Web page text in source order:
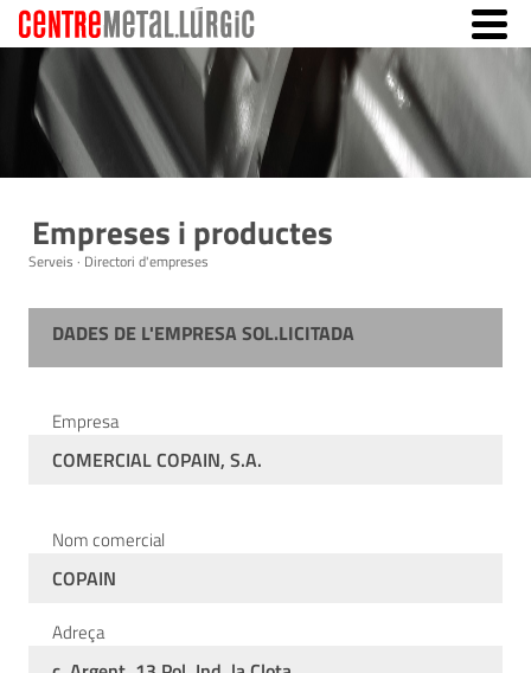
Empreses i productes
Serveis · Directori d'empreses
DADES DE L'EMPRESA SOL.LICITADA
Empresa
COMERCIAL COPAIN, S.A.
Nom comercial
COPAIN
Adreça